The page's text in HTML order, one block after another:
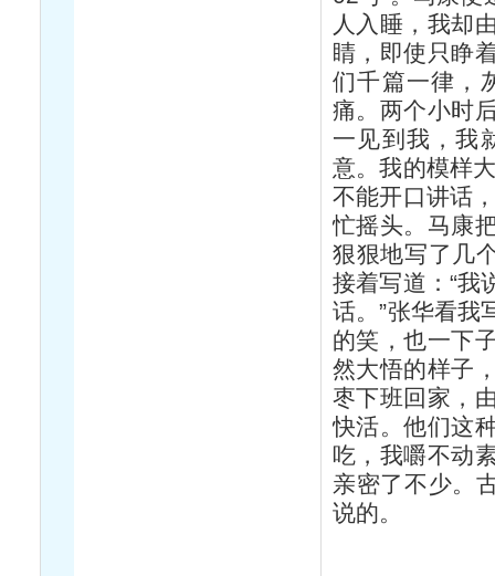
人入睡，我却
睛，即使只睁
们千篇一律，
痛。两个小时
一见到我，我
意。我的模样
不能开口讲话
忙摇头。马康
狠狠地写了几
接着写道：“我
话。”张华看我
的笑，也一下
然大悟的样子
枣下班回家，
快活。他们这
吃，我嚼不动
亲密了不少。
说的。